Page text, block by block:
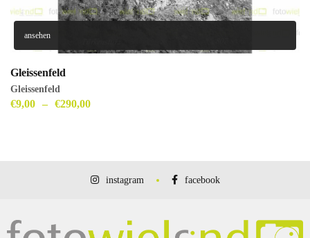
ansehen
Gleissenfeld
Gleissenfeld
€9,00 – €290,00
instagram facebook